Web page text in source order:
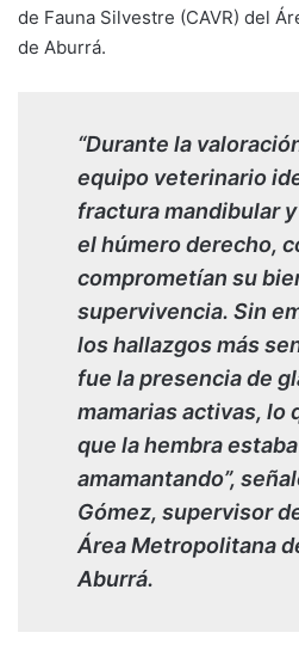
de Fauna Silvestre (CAVR) del
de Aburrá.
“Durante la
equipo veterinario
fractura mandibular
el húmero derecho,
comprometían su
supervivencia. Sin
los hallazgos más
fue la presencia de
mamarias activas, lo
que la hembra estaba
amamantando”,
Gómez, supervisor
Área Metropolitana
Aburrá.